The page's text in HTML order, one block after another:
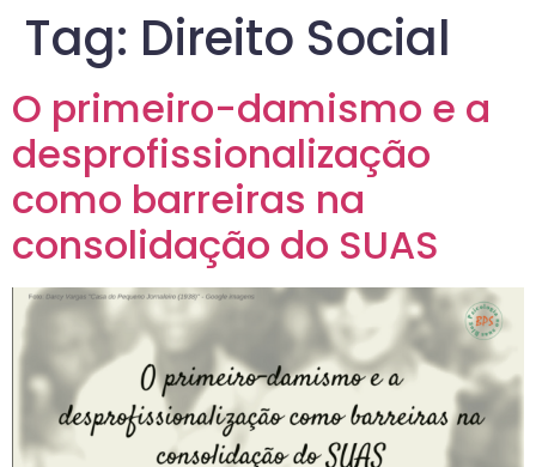
Tag: Direito Social
O primeiro-damismo e a
desprofissionalização
como barreiras na
consolidação do SUAS